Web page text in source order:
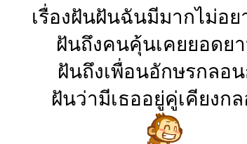
เรื่องฝันฝันฉันมีมากไม่อย
ฝันถึงคนคุ้นเคยยอดย
ฝันถึงเพื่อนอักษรกลอ
ฝันว่ามีเธออยู่คู่เคียงก